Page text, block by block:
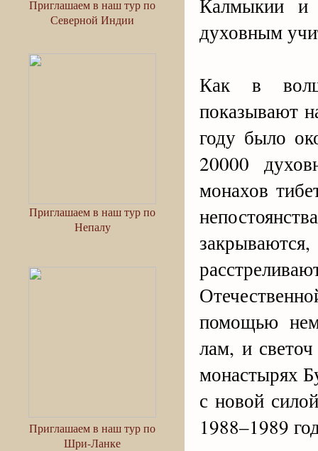
Приглашаем в наш тур по
Северной Индии
Приглашаем в наш тур по
Непалу
Приглашаем в наш тур по
Шри-Ланке
Калмыкии и
духовным
Как в
показывают
году было
20000
монахов
помощью
лам, и
монастырях
с новой
1988–1989